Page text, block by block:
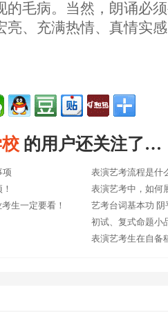
的毛病。当然，朗诵必
亮、充满热情、真情实
的用户还关注了…
项
生一定要看！
表演艺考流程是什
表演艺考中，如何
方面
艺考台词基本功 阴
初试、复式命题小
表演艺考生在自备